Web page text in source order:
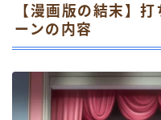
【漫画版の結末】
ーンの内容